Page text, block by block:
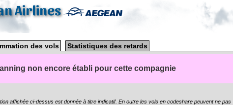
Airlines
des vols Statistiques des retards
non encore établi pour cette compagnie
affichée ci-dessus est donnée à titre indicatif. En outre les vols en codeshare peuvent ne pas